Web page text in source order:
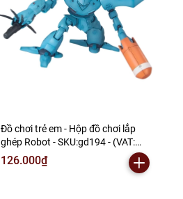
Đồ chơi trẻ em - Hộp đồ chơi lắp
ghép Robot - SKU:gd194 - (VAT:
006-01-90) - N2-E1-S7
126.000₫